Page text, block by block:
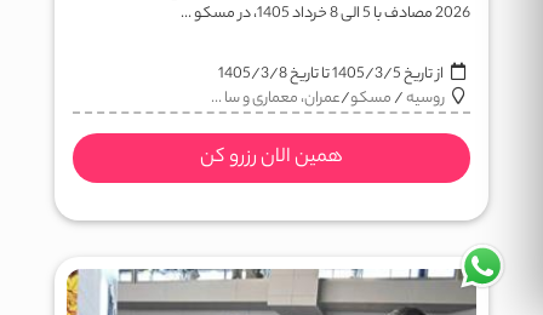
2026 مصادف با 5 الی 8 خرداد 1405، در مسکو ...
از تاریخ1405/3/5تا تاریخ1405/3/8
روسیه/مسکو/عمران، معماری و سا ...
همین الان رزرو کن